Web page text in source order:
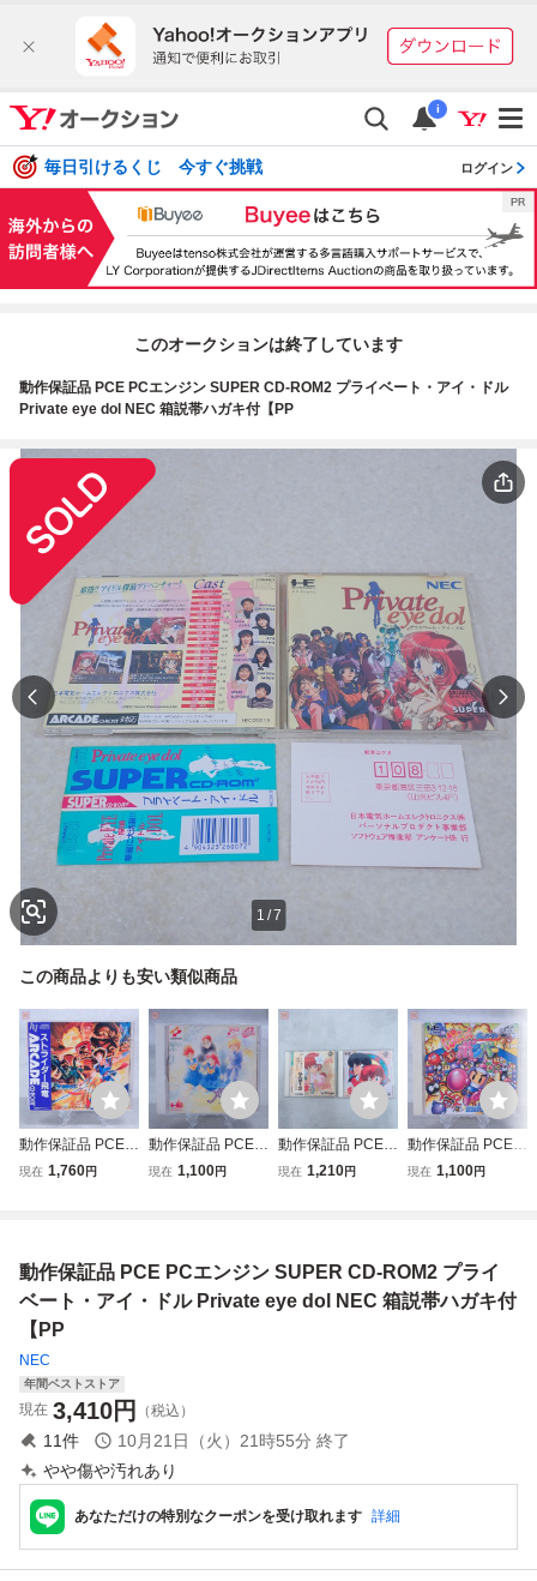
i
毎日引けるくじ 今すぐ挑戦 ログイン
このオークションは終了しています
動作保証品 PCE PCエンジン SUPER CD-ROM2 プライベート・アイ・ドル
Private eye dol NEC 箱説帯ハガキ付【PP
1 /7
この商品よりも安い類似商品
動作保証品 PCE P
Cエンジン ARCA
現在 1,760円
動作保証品 PCE P
Cエンジン SUPE
現在 1,100円
動作保証品 PCE P
Cエンジン CD-RO
現在 1,210円
動作保証品 PCE P
Cエンジン SUPE
現在 1,100円
動作保証品 PCE PCエンジン SUPER CD-ROM2 プライ
ベート・アイ・ドル Private eye dol NEC 箱説帯ハガキ付
【PP
NEC
年間ベストストア
現在 3,410円 （税込）
11件 10月21日（火）21時55分 終了
やや傷や汚れあり
あなただけの特別なクーポンを受け取れます 詳細